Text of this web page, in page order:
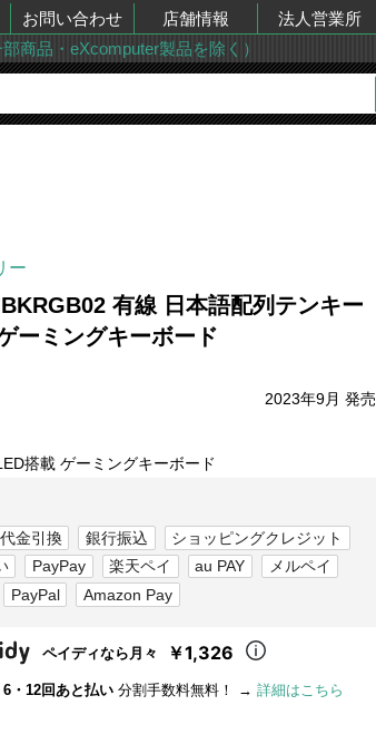
お問い合わせ 店舗情報 法人営業所
商品・eXcomputer製品を除く）
ー
有線 日本語配列テンキー
ーミングキーボード
2023年9月 発売
搭載 ゲーミングキーボード
代金引換 銀行振込
ショッピングクレジット
PayPay 楽天ペイ au PAY
メルペイ
PayPal Amazon Pay
ペイディなら月々 ￥1,326
6・12回あと払い 分割手数料無料！ → 詳細はこちら